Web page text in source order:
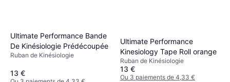
Ultimate Performance Bande
De Kinésiologie Prédécoupée
Ruban de Kinésiologie
13 €
Ultimate Performance
Kinesiology Tape Roll orange
Ruban de Kinésiologie
13 €
Ou 3 paiements de 4,33 €